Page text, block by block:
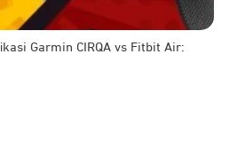
Garmin CIRQA vs Fitbit Air: